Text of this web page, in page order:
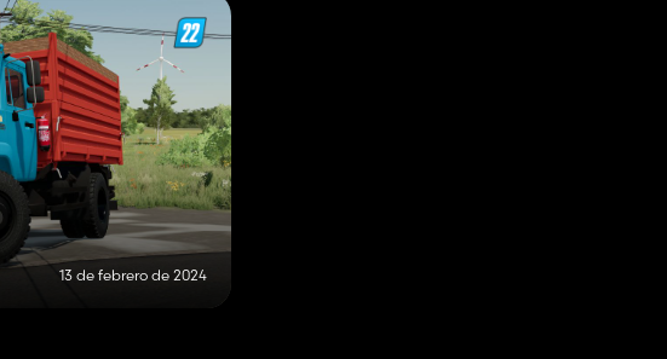
13 de febrero de 2024